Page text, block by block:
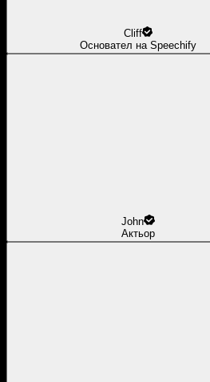
Cliff
Основател на Speechify
John
Актьор